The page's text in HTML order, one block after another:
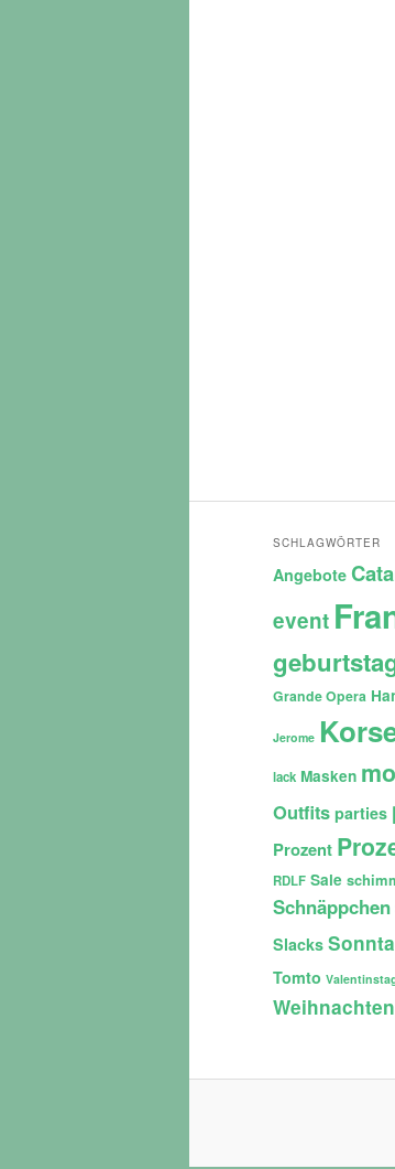
SCHLAGWÖRTER
Angebote
event
Grande Opera
Jerome
lack Masken
Outfits parties
Prozent
RDLF Sale
Schnäppchen
Slacks
Tomto
Weihnachten